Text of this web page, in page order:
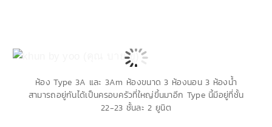
ห้อง Type 3A และ 3Am ห้องขนาด 3 ห้องนอน 3 ห้องน้ำ
สามารถอยู่กันได้เป็นครอบครัวที่ใหญ่ขึ้นมาอีก Type นี้มีอยู่ที่ชั้น
22-23 ชั้นละ 2 ยูนิต